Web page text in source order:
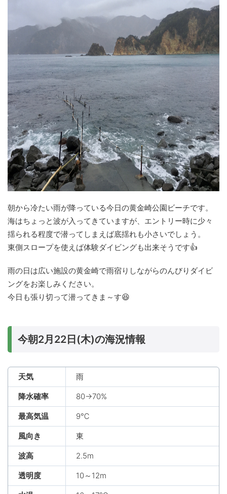
朝から冷たい雨が降っている今日の黄金崎公園ビーチです。
海はちょっと波が入ってきていますが、エントリー時に少々
揺られる程度で潜ってしまえば底揺れも小さいでしょう。
東側スロープを使えば体験ダイビングも出来そうです👍
雨の日は広い施設の黄金崎で雨宿りしながらのんびりダイビ
ングをお楽しみください。
今日も張り切って潜ってきま～す😆
今朝2月22日(木)の海況情報
天気 雨
降水確率 80→70%
最高気温 9℃
風向き 東
波高 2.5m
透明度 10～12m